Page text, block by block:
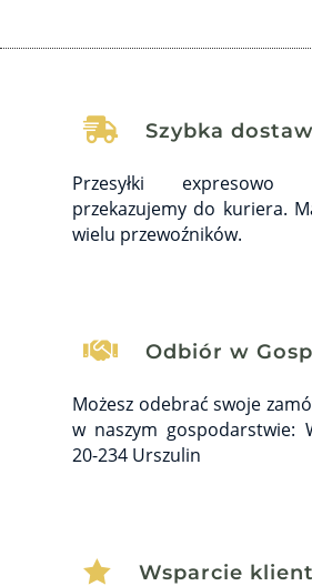
 Szybka
Przesyłki
przekazujemy do kuriera.
wielu przewoźników.
 Odbiór w
Możesz odebrać swoje
w naszym gospodarstwie:
20-234 Urszulin
 Wsparcie